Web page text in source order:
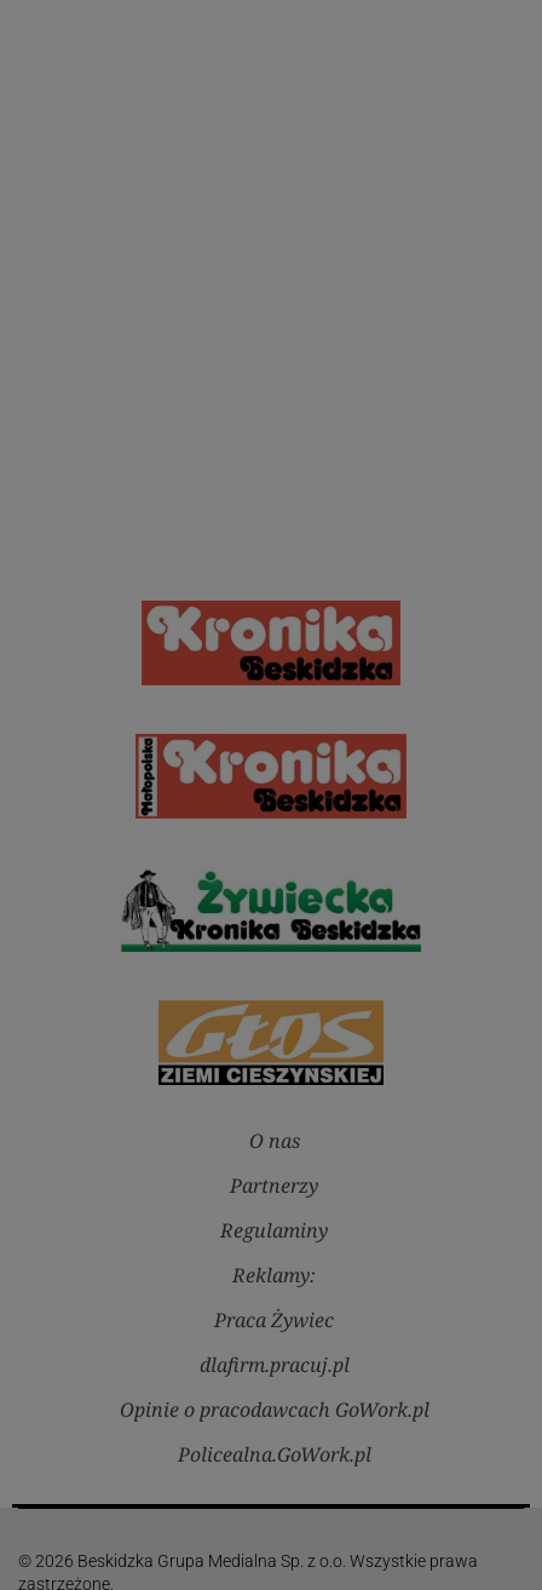
O nas
Partnerzy
Regulaminy
Reklamy:
Praca Żywiec
dlafirm.pracuj.pl
Opinie o pracodawcach GoWork.pl
Policealna.GoWork.pl
© 2026 Beskidzka Grupa Medialna Sp. z o.o. Wszystkie prawa
zastrzeżone.